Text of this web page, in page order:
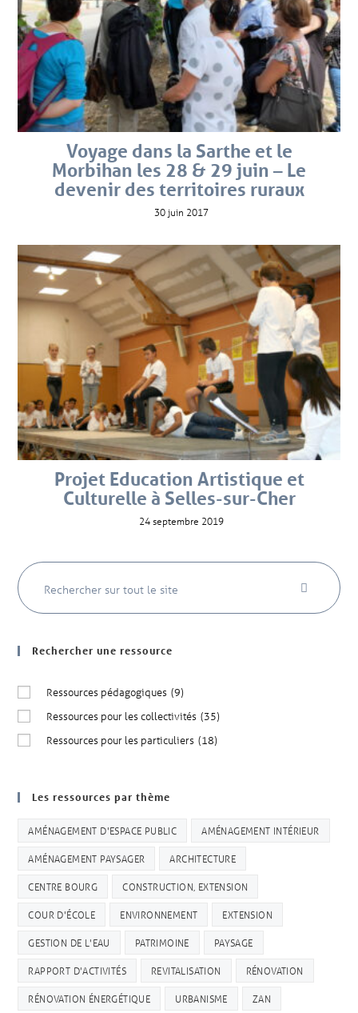
Voyage dans la Sarthe et le
Morbihan les 28 & 29 juin – Le
devenir des territoires ruraux
30 juin 2017
Projet Education Artistique et
Culturelle à Selles-sur-Cher
24 septembre 2019
Rechercher une ressource
Ressources pédagogiques (9)
Ressources pour les collectivités (35)
Ressources pour les particuliers (18)
Les ressources par thème
AMÉNAGEMENT D'ESPACE PUBLIC AMÉNAGEMENT INTÉRIEUR
AMÉNAGEMENT PAYSAGER ARCHITECTURE
CENTRE BOURG CONSTRUCTION, EXTENSION
COUR D'ÉCOLE ENVIRONNEMENT EXTENSION
GESTION DE L'EAU PATRIMOINE PAYSAGE
RAPPORT D'ACTIVITÉS REVITALISATION RÉNOVATION
RÉNOVATION ÉNERGÉTIQUE URBANISME ZAN